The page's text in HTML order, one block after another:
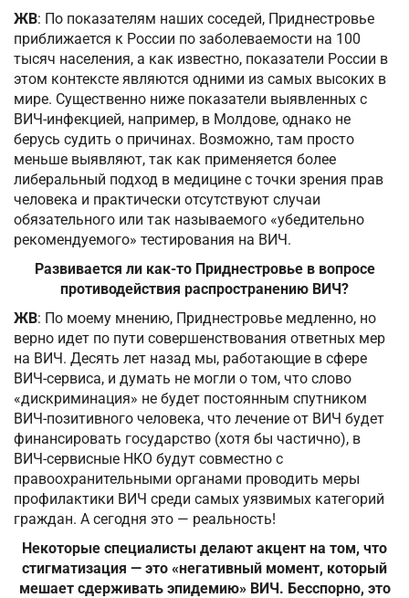
ЖВ: По показателям наших соседей, Приднестровье
приближается к России по заболеваемости на 100
тысяч населения, а как известно, показатели России в
этом контексте являются одними из самых высоких в
мире. Существенно ниже показатели выявленных с
ВИЧ-инфекцией, например, в Молдове, однако не
берусь судить о причинах. Возможно, там просто
меньше выявляют, так как применяется более
либеральный подход в медицине с точки зрения прав
человека и практически отсутствуют случаи
обязательного или так называемого «убедительно
рекомендуемого» тестирования на ВИЧ.
Развивается ли как-то Приднестровье в вопросе
противодействия распространению ВИЧ?
ЖВ: По моему мнению, Приднестровье медленно, но
верно идет по пути совершенствования ответных мер
на ВИЧ. Десять лет назад мы, работающие в сфере
ВИЧ-сервиса, и думать не могли о том, что слово
«дискриминация» не будет постоянным спутником
ВИЧ-позитивного человека, что лечение от ВИЧ будет
финансировать государство (хотя бы частично), в
ВИЧ-сервисные НКО будут совместно с
правоохранительными органами проводить меры
профилактики ВИЧ среди самых уязвимых категорий
граждан. А сегодня это — реальность!
Некоторые специалисты делают акцент на том, что
стигматизация — это «негативный момент, который
мешает сдерживать эпидемию» ВИЧ. Бесспорно, это